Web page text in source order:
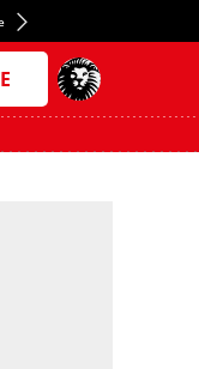
habitaciones en España